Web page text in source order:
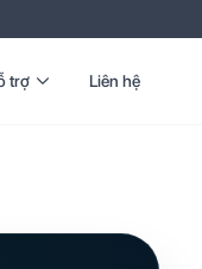
trợ Liên hệ